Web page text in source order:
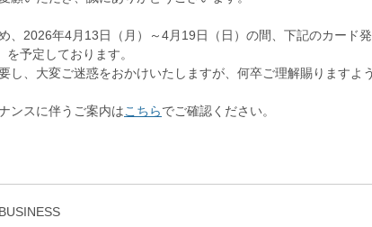
、2026年4月13日（月）～4月19日（日）の間、下記のカード
予定しております。
し、大変ご迷惑をおかけいたしますが、何卒ご理解賜りますよ
ンスに伴うご案内はこちらでご確認ください。